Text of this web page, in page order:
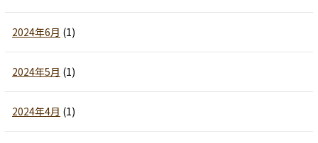
2024年6月 (1)
2024年5月 (1)
2024年4月 (1)